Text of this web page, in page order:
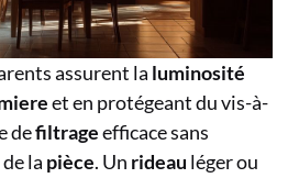
assurent la luminosité
et en protégeant du vis-à-
defiltrageefficace sans
de la pièce. Un rideau léger ou